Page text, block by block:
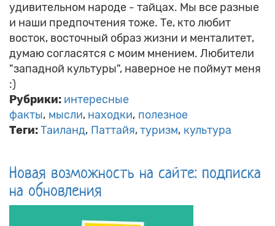
удивительном народе - тайцах. Мы все разные
и наши предпочтения тоже. Те, кто любит
восток, восточный образ жизни и менталитет,
думаю согласятся с моим мнением. Любители
"западной культуры", наверное не поймут меня
:)
Рубрики: интересные
факты мысли находки полезное
Теги:Таиланд Паттайя туризм культура
Новая возможность на сайте: подписка
на обновления